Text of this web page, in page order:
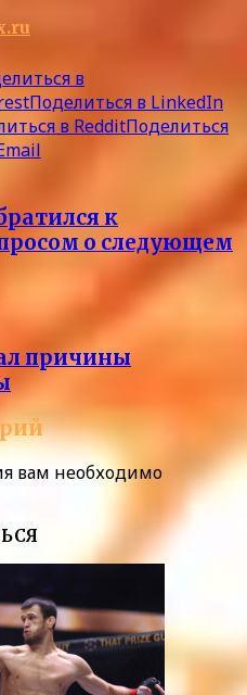
в
Поделиться в LinkedIn
в RedditПоделиться
к
о следующем
причины
вам необходимо